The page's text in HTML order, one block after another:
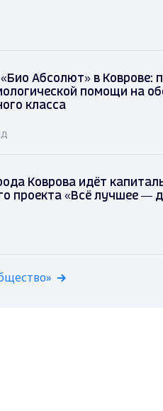
Абсолют» в Коврове:
помощи на
класса
Коврова идёт
проекта «Всё лучшее —